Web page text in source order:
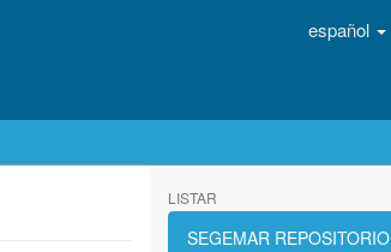
español
LISTAR
SEGEMAR REPOSITORIO